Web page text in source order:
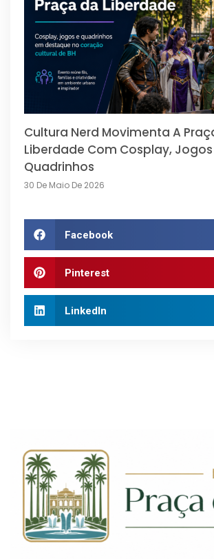
Cultura Nerd Movimenta A
Liberdade Com Cosplay, Jogos
Quadrinhos
30 De Maio De 2026
Facebook
Pinterest
LinkedIn